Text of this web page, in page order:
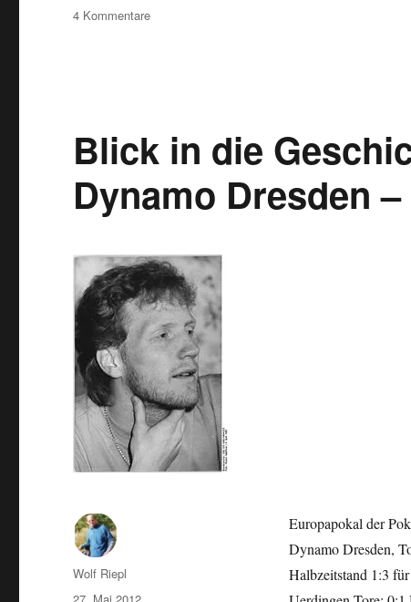
4 Kommentarezu
Blick in die
Dynamo Dresden
Europapokal der
Dynamo Dresden,
Halbzeitstand 1:3
Autor
Wolf Riepl
Veröffentlicht